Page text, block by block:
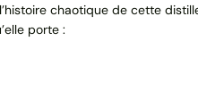
chaotique de cette
porte :